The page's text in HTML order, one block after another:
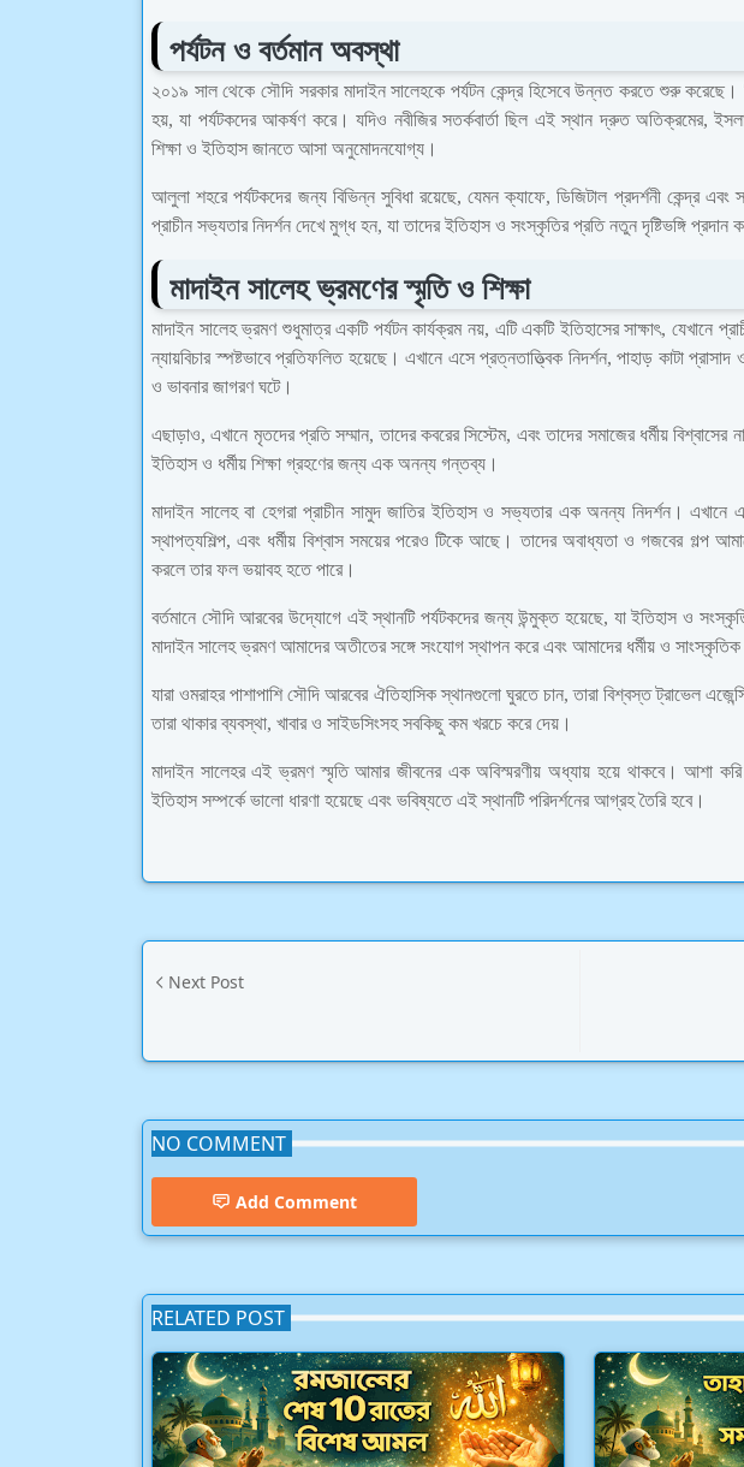
পর্যটন ও বর্তমান অবস্থা
২০১৯ সাল থেকে সৌদি সরকার মাদাইন সালেহকে পর্যটন কেন্দ্র হিসেবে উন্নত করতে শুরু
হয়, যা পর্যটকদের আকর্ষণ করে। যদিও নবীজির সতর্কবার্তা ছিল এই স্থান দ্রুত অতিক্রমের,
শিক্ষা ও ইতিহাস জানতে আসা অনুমোদনযোগ্য।
আলুলা শহরে পর্যটকদের জন্য বিভিন্ন সুবিধা রয়েছে, যেমন ক্যাফে, ডিজিটাল প্রদর্শনী কেন্দ্র এবং
প্রাচীন সভ্যতার নিদর্শন দেখে মুগ্ধ হন, যা তাদের ইতিহাস ও সংস্কৃতির প্রতি নতুন দৃষ্টিভঙ্গি প্রদান
মাদাইন সালেহ ভ্রমণের স্মৃতি ও শিক্ষা
মাদাইন সালেহ ভ্রমণ শুধুমাত্র একটি পর্যটন কার্যক্রম নয়, এটি একটি ইতিহাসের সাক্ষাৎ, যেখানে
ন্যায়বিচার স্পষ্টভাবে প্রতিফলিত হয়েছে। এখানে এসে প্রত্নতাত্ত্বিক নিদর্শন, পাহাড় কাটা
ও ভাবনার জাগরণ ঘটে।
এছাড়াও, এখানে মৃতদের প্রতি সম্মান, তাদের কবরের সিস্টেম, এবং তাদের সমাজের ধর্মীয় বিশ্বাসের
ইতিহাস ও ধর্মীয় শিক্ষা গ্রহণের জন্য এক অনন্য গন্তব্য।
মাদাইন সালেহ বা হেগরা প্রাচীন সামুদ জাতির ইতিহাস ও সভ্যতার এক অনন্য নিদর্শন। এখানে
স্থাপত্যশিল্প, এবং ধর্মীয় বিশ্বাস সময়ের পরেও টিকে আছে। তাদের অবাধ্যতা ও গজবের গল্প
করলে তার ফল ভয়াবহ হতে পারে।
বর্তমানে সৌদি আরবের উদ্যোগে এই স্থানটি পর্যটকদের জন্য উন্মুক্ত হয়েছে, যা ইতিহাস ও
মাদাইন সালেহ ভ্রমণ আমাদের অতীতের সঙ্গে সংযোগ স্থাপন করে এবং আমাদের ধর্মীয় ও
যারা ওমরাহর পাশাপাশি সৌদি আরবের ঐতিহাসিক স্থানগুলো ঘুরতে চান, তারা বিশ্বস্ত ট্রাভেল
তারা থাকার ব্যবস্থা, খাবার ও সাইডসিংসহ সবকিছু কম খরচে করে দেয়।
মাদাইন সালেহর এই ভ্রমণ স্মৃতি আমার জীবনের এক অবিস্মরণীয় অধ্যায় হয়ে থাকবে। আশা
ইতিহাস সম্পর্কে ভালো ধারণা হয়েছে এবং ভবিষ্যতে এই স্থানটি পরিদর্শনের আগ্রহ তৈরি হবে।
Next Post
NO COMMENT
Add Comment
RELATED POST